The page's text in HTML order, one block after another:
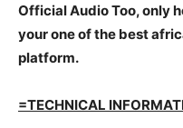
Official Audio Too, only
your one of the best
platform.
=TECHNICAL